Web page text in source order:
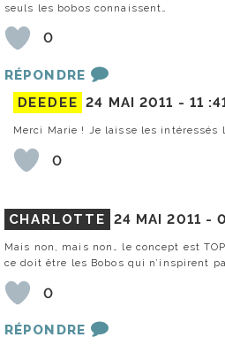
seuls les bobos connaissent…
0
RÉPONDRE
DEEDEE 24 MAI 2011 - 11
Merci Marie ! Je laisse les intéressés
0
CHARLOTTE 24 MAI 2011 -
Mais non, mais non… le concept est
ce doit être les Bobos qui n’inspirent
0
RÉPONDRE